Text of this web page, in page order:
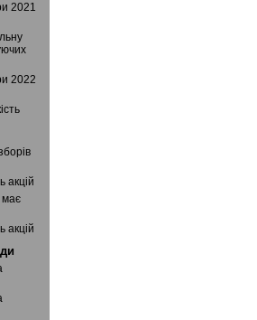
2021
2022
акцій
має
акцій